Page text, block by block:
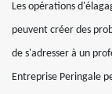
Les opérations
peuvent créer des
de s'adresser à un
Entreprise Peringale